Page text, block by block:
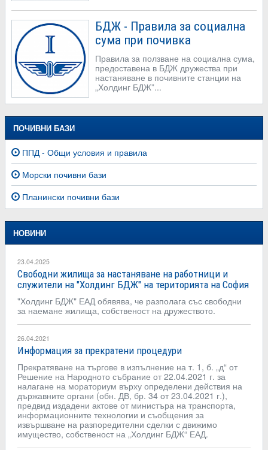
БДЖ - Правила за социална
сума при почивка
Правила за ползване на социална сума,
предоставена в БДЖ дружества при
настаняване в почивните станции на
„Холдинг БДЖ”...
ПОЧИВНИ БАЗИ
ППД - Общи условия и правила
Морски почивни бази
Планински почивни бази
НОВИНИ
23.04.2025
Свободни жилища за настаняване на работници и
служители на "Холдинг БДЖ" на територията на София
"Холдинг БДЖ" ЕАД обявява, че разполага със свободни
за наемане жилища, собственост на дружеството.
26.04.2021
Информация за прекратени процедури
Прекратяване на търгове в изпълнение на т. 1, б. „д“ от
Решение на Народното събрание от 22.04.2021 г. за
налагане на мораториум върху определени действия на
държавните органи (обн. ДВ, бр. 34 от 23.04.2021 г.),
предвид издадени актове от министъра на транспорта,
информационните технологии и съобщения за
извършване на разпоредителни сделки с движимо
имущество, собственост на „Холдинг БДЖ“ ЕАД.